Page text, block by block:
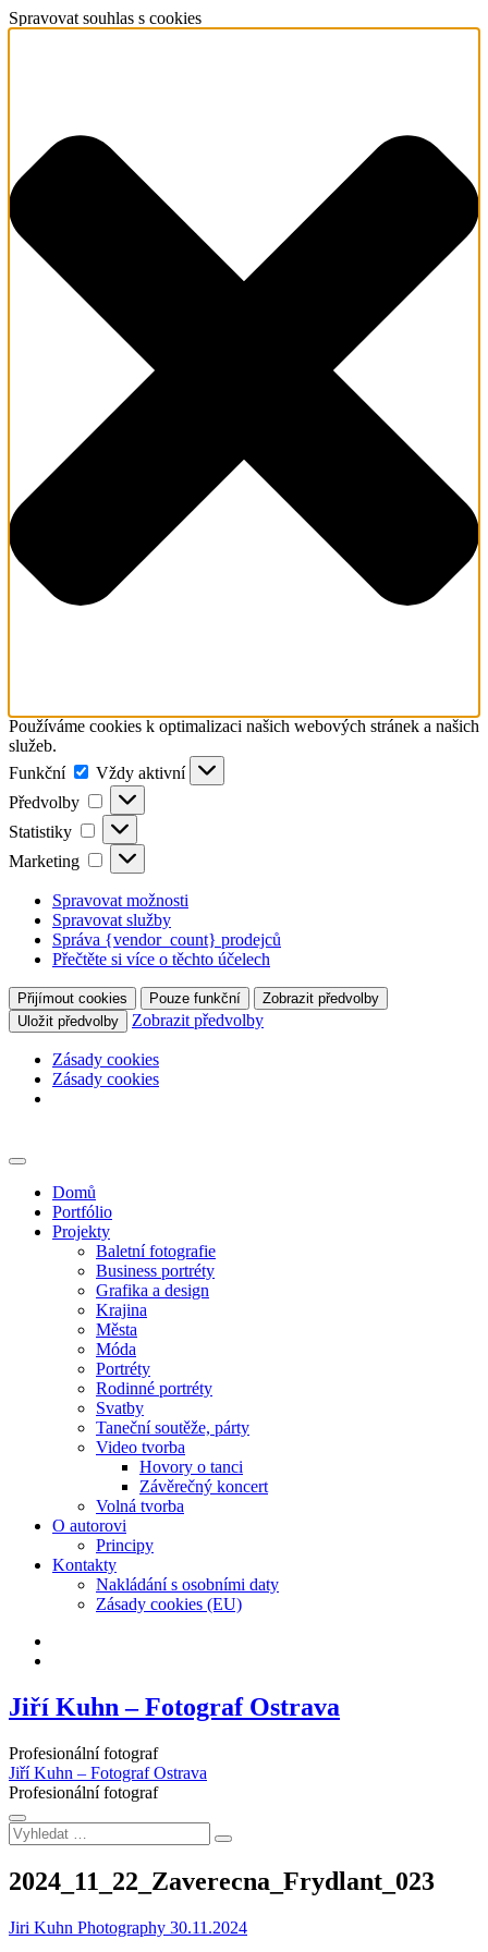
Spravovat souhlas s cookies
Používáme cookies k optimalizaci našich webových stránek a našich
služeb.
Funkční
Funkční
Vždy aktivní
Předvolby
Předvolby
Statistiky Statistiky
Marketing Marketing
Spravovat možnosti
Spravovat služby
Správa {vendor_count} prodejců
Přečtěte si více o těchto účelech
Přijímout cookies Pouze funkční
Zobrazit předvolby
Uložit předvolby
Zobrazit předvolby
Zásady cookies
Zásady cookies
to
Domů
Portfólio
Projekty
Baletní fotografie
Business portréty
Grafika a design
Krajina
Města
Móda
Portréty
Rodinné portréty
Svatby
Taneční soutěže, párty
Video tvorba
Hovory o tanci
Závěrečný koncert
Volná tvorba
O autorovi
Principy
Kontakty
Nakládání s osobními daty
Zásady cookies (EU)
Jiří Kuhn – Fotograf Ostrava
Profesionální fotograf
Jiří Kuhn – Fotograf Ostrava
Profesionální fotograf
Vyhledat
…
2024_11_22_Zaverecna_Frydlant_023
Jiri Kuhn Photography 30.11.2024